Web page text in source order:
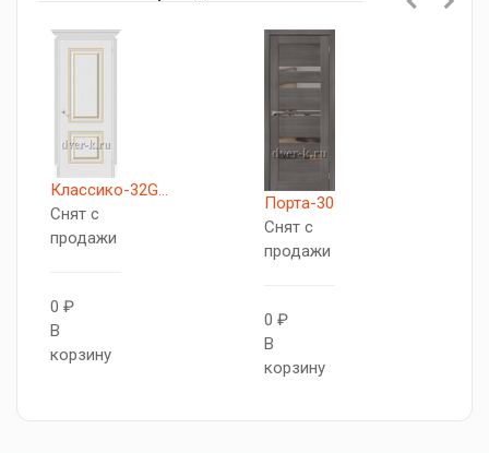
Классико-32G...
Снят с
продажи
0 ₽
В
корзину
Порта-30
Снят с
продажи
0 ₽
В
корзину